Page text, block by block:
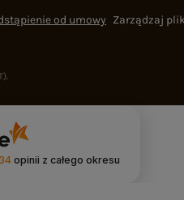
od umowy Zarządzaj
opinii z całego okresu